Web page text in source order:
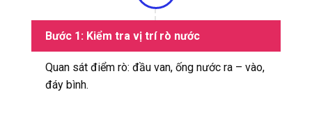
Bước 1: Kiểm tra vị trí rò nước
Quan sát điểm rò: đầu van, ống nước ra – vào,
đáy bình.